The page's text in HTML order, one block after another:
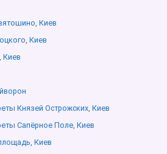
Киев
Киев
Киев
Князей Острожских, Киев
Сапёрное Поле, Киев
Киев